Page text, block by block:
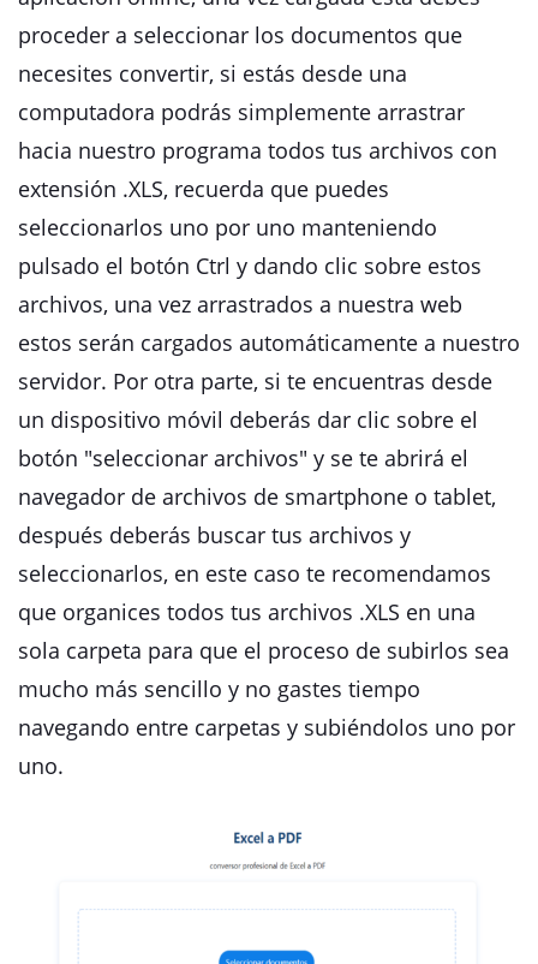
proceder a seleccionar los documentos que
necesites convertir, si estás desde una
computadora podrás simplemente arrastrar
hacia nuestro programa todos tus archivos con
extensión .XLS, recuerda que puedes
seleccionarlos uno por uno manteniendo
pulsado el botón Ctrl y dando clic sobre estos
archivos, una vez arrastrados a nuestra web
estos serán cargados automáticamente a nuestro
servidor. Por otra parte, si te encuentras desde
un dispositivo móvil deberás dar clic sobre el
botón "seleccionar archivos" y se te abrirá el
navegador de archivos de smartphone o tablet,
después deberás buscar tus archivos y
seleccionarlos, en este caso te recomendamos
que organices todos tus archivos .XLS en una
sola carpeta para que el proceso de subirlos sea
mucho más sencillo y no gastes tiempo
navegando entre carpetas y subiéndolos uno por
uno.